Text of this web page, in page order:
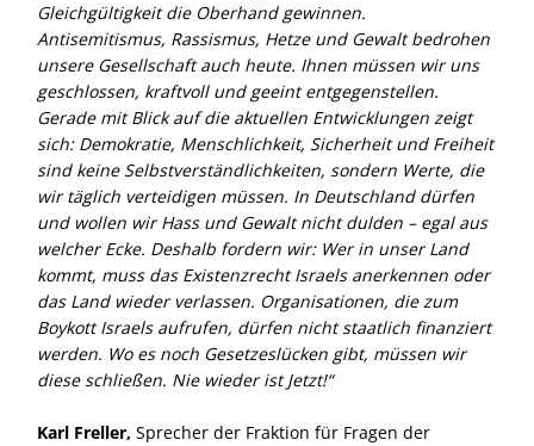
Gleichgültigkeit die Oberhand gewinnen.
Antisemitismus, Rassismus, Hetze und Gewalt bedrohen
unsere Gesellschaft auch heute. Ihnen müssen wir uns
geschlossen, kraftvoll und geeint entgegenstellen.
Gerade mit Blick auf die aktuellen Entwicklungen zeigt
sich: Demokratie, Menschlichkeit, Sicherheit und Freiheit
sind keine Selbstverständlichkeiten, sondern Werte, die
wir täglich verteidigen müssen. In Deutschland dürfen
und wollen wir Hass und Gewalt nicht dulden – egal aus
welcher Ecke. Deshalb fordern wir: Wer in unser Land
kommt, muss das Existenzrecht Israels anerkennen oder
das Land wieder verlassen. Organisationen, die zum
Boykott Israels aufrufen, dürfen nicht staatlich finanziert
werden. Wo es noch Gesetzeslücken gibt, müssen wir
diese schließen. Nie wieder ist Jetzt!“
Karl Freller, Sprecher der Fraktion für Fragen der